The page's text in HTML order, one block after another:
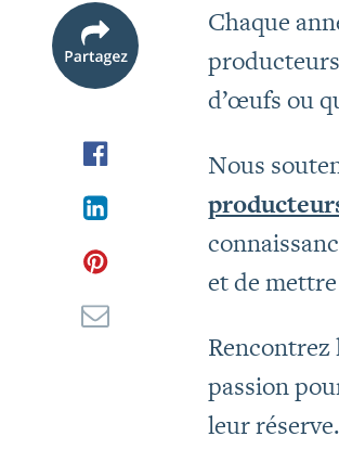
Chaque
d’œufs ou
Nous
et de
Rencontrez
passion
leur réserve.